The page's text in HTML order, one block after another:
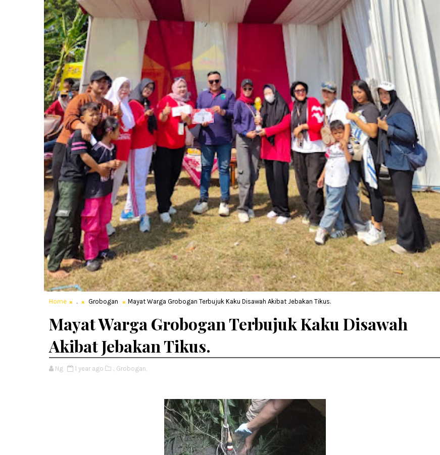
Home . Grobogan Mayat Warga Grobogan Terbujuk Kaku Disawah Akibat Jebakan Tikus.
Mayat Warga Grobogan Terbujuk Kaku Disawah
Akibat Jebakan Tikus.
Ng 1 year ago ., Grobogan,